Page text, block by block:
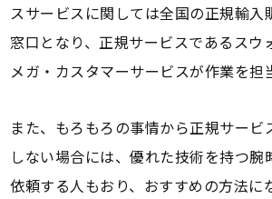
スサービスに関しては全国の正規輸入
窓口となり、正規サービスであるスウ
メガ・カスタマーサービスが作業を担
また、もろもろの事情から正規サービ
しない場合には、優れた技術を持つ腕
依頼する人もおり、おすすめの方法に